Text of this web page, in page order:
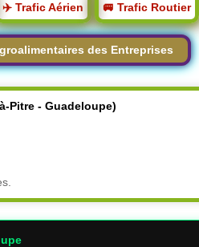
✈️ Trafic Aérien 🚐 Trafic Routier
des Entreprises
Pitre - Guadeloupe)